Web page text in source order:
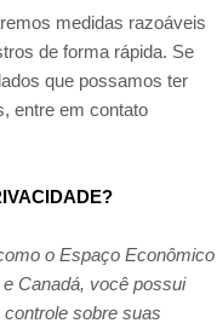
medidas razoáveis
de forma rápida. Se
que possamos ter
entre em contato
o Espaço Econômico
Canadá, você possui
sobre suas